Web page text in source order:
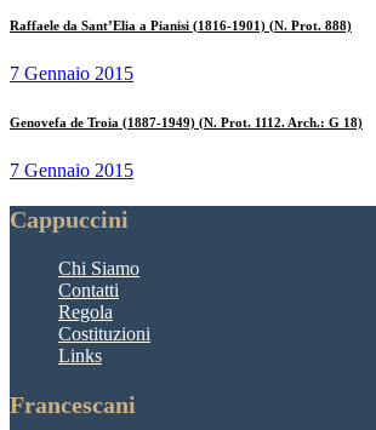
Raffaele da Sant’Elia a Pianisi (1816-1901) (N. Prot. 888)
7 Gennaio 2015
Genovefa de Troia (1887-1949) (N. Prot. 1112. Arch.: G 18)
7 Gennaio 2015
Cappuccini
Chi Siamo
Contatti
Regola
Costituzioni
Links
Francescani